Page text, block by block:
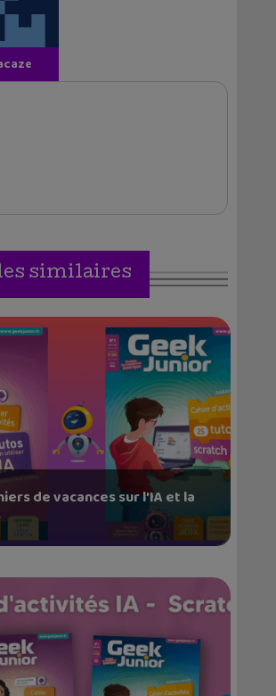
similaires
de vacances sur l’IA et la